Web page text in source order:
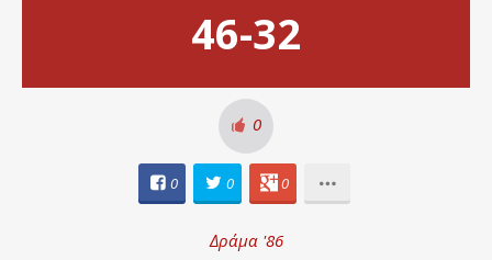
46-32
0
0 0 0
Δράμα '86